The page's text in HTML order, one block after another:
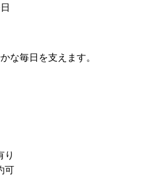
な毎日を支えます。
り
可